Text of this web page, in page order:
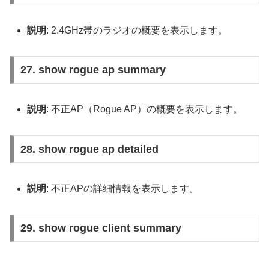
説明: 2.4GHz帯のラジオの概要を表示します。
27. show rogue ap summary
説明: 不正AP（Rogue AP）の概要を表示します。
28. show rogue ap detailed
説明: 不正APの詳細情報を表示します。
29. show rogue client summary